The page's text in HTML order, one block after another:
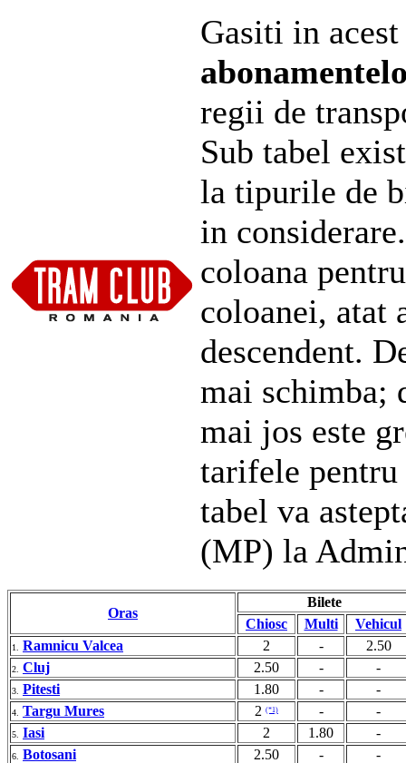
Gasiti in
regii de
Sub tabel
la tipurile de
in
coloana
coloanei, atat
descendent.
mai schimba;
mai jos este
tarifele pentru
tabel va
(MP) la
Oras
Bilete
Chiosc
Multi Vehicul
1. Ramnicu Valcea 2 - 2.50
2. Cluj 2.50 - -
3. Pitesti 1.80 - -
4. Targu Mures 2 (*1) - -
5. Iasi 2 1.80 -
6. Botosani 2.50 - -